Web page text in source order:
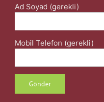
Ad Soyad (gerekli)
Mobil Telefon (gerekli)